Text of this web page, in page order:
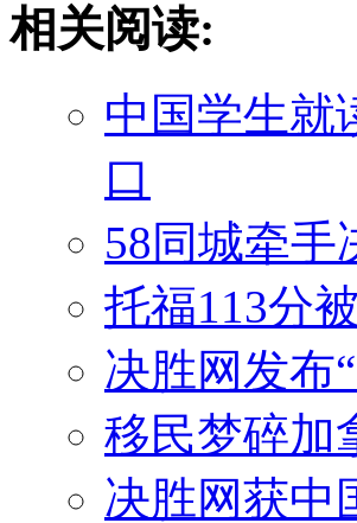
相关阅读:
中国学生就
口
58同城牵手
托福113分
决胜网发布
移民梦碎加
决胜网获中